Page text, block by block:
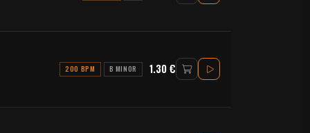
200 BPM B MINOR 1.30 €